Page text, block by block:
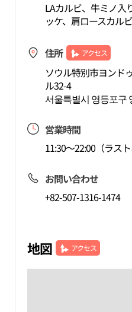
LAカルビ、牛ミノ入
ッケ、肩ロースカル
住所 アクセス
ソウル特別市ヨンド
ル32-4
서울특별시 영등포구
営業時間
11:30～22:00（ラス
お問い合わせ
+82-507-1316-1474
地図 アクセス